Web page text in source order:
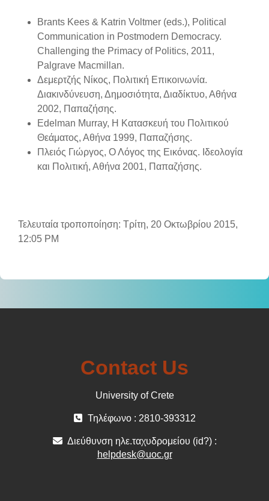
Brants Kees & Katrin Voltmer (eds.), Political
Communication in Postmodern Democracy.
Challenging the Primacy of Politics, 2011,
Palgrave Macmillan.
Δεμερτζής Νίκος, Πολιτική Επικοινωνία.
Διακινδύνευση, Δημοσιότητα, Διαδίκτυο, Αθήνα
2002, Παπαζήσης.
Edelman Murray, Η Κατασκευή του Πολιτικού
Θεάματος, Αθήνα 1999, Παπαζήσης.
Πλειός Γιώργος, Ο Λόγος της Εικόνας. Ιδεολογία
και Πολιτική, Αθήνα 2001, Παπαζήσης.
Τελευταία τροποποίηση: Τρίτη, 20 Οκτωβρίου 2015,
12:05 PM
Contact Us
University of Crete
Τηλέφωνο : 2810-393312
Διεύθυνση ηλε.ταχυδρομείου (id?) :
helpdesk@uoc.gr